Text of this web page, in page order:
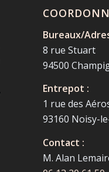
Bureaux/
8 rue Stuart
94500
Entrepot :
1 rue des
93160 Noisy-
Contact :
M. Alan